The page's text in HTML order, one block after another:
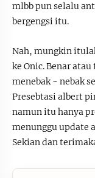
mlbb pun selalu
bergengsi itu.
Nah, mungkin
ke Onic. Benar
menebak - nebak
Presebtasi albert
namun itu hanya
menunggu update
Sekian dan